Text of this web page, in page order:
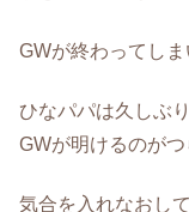
GWが終わってしま
ひなパパは久しぶ
GWが明けるのがつ
気合を入れなおし